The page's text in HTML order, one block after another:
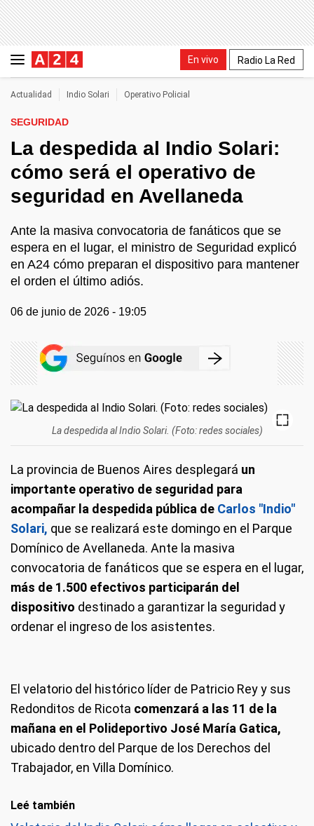
En vivo Radio La Red
Actualidad Indio Solari Operativo Policial
SEGURIDAD
La despedida al Indio Solari:
cómo será el operativo de
seguridad en Avellaneda
Ante la masiva convocatoria de fanáticos que se
espera en el lugar, el ministro de Seguridad explicó
en A24 cómo preparan el dispositivo para mantener
el orden el último adiós.
06 de junio de 2026 - 19:05
La despedida al Indio Solari. (Foto: redes sociales)
La provincia de Buenos Aires desplegará un
importante operativo de seguridad para
acompañar la despedida pública de Carlos "Indio"
Solari, que se realizará este domingo en el Parque
Domínico de Avellaneda. Ante la masiva
convocatoria de fanáticos que se espera en el lugar,
más de 1.500 efectivos participarán del
dispositivo destinado a garantizar la seguridad y
ordenar el ingreso de los asistentes.
El velatorio del histórico líder de Patricio Rey y sus
Redonditos de Ricota comenzará a las 11 de la
mañana en el Polideportivo José María Gatica,
ubicado dentro del Parque de los Derechos del
Trabajador, en Villa Domínico.
Leé también